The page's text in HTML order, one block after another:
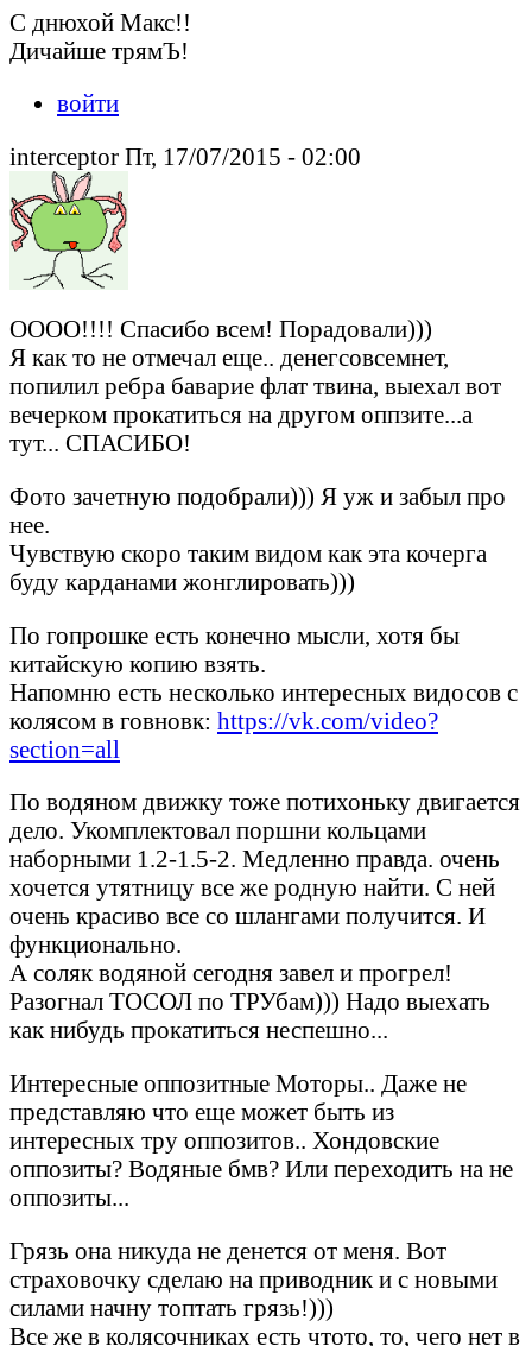
С днюхой Макс!!
Дичайше трямЪ!
войти
interceptor Пт, 17/07/2015 - 02:00
ОООО!!!! Спасибо всем! Порадовали)))
Я как то не отмечал еще.. денегсовсемнет,
попилил ребра баварие флат твина, выехал вот
вечерком прокатиться на другом оппзите...а
тут... СПАСИБО!
Фото зачетную подобрали))) Я уж и забыл про
нее.
Чувствую скоро таким видом как эта кочерга
буду карданами жонглировать)))
По гопрошке есть конечно мысли, хотя бы
китайскую копию взять.
Напомню есть несколько интересных видосов с
колясом в говновк: https://vk.com/video?
section=all
По водяном движку тоже потихоньку двигается
дело. Укомплектовал поршни кольцами
наборными 1.2-1.5-2. Медленно правда. очень
хочется утятницу все же родную найти. С ней
очень красиво все со шлангами получится. И
функционально.
А соляк водяной сегодня завел и прогрел!
Разогнал ТОСОЛ по ТРУбам))) Надо выехать
как нибудь прокатиться неспешно...
Интересные оппозитные Моторы.. Даже не
представляю что еще может быть из
интересных тру оппозитов.. Хондовские
оппозиты? Водяные бмв? Или переходить на не
оппозиты...
Грязь она никуда не денется от меня. Вот
страховочку сделаю на приводник и с новыми
силами начну топтать грязь!)))
Все же в колясочниках есть чтото, то, чего нет в